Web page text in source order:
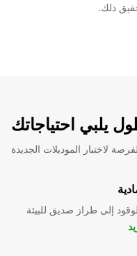
يلبي احتياجاتك
لاختبار الموديلات الجديدة
إلى طراز صديق للبيئة